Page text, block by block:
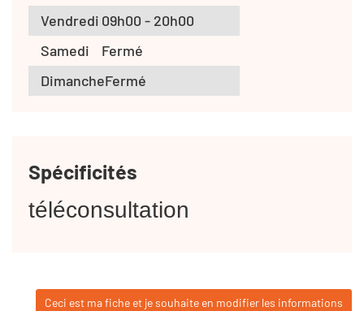
Vendredi 09h00 - 20h00
Samedi
Fermé
DimancheFermé
Spécificités
téléconsultation
Ceci est ma fiche et je souhaite en modifier les informations